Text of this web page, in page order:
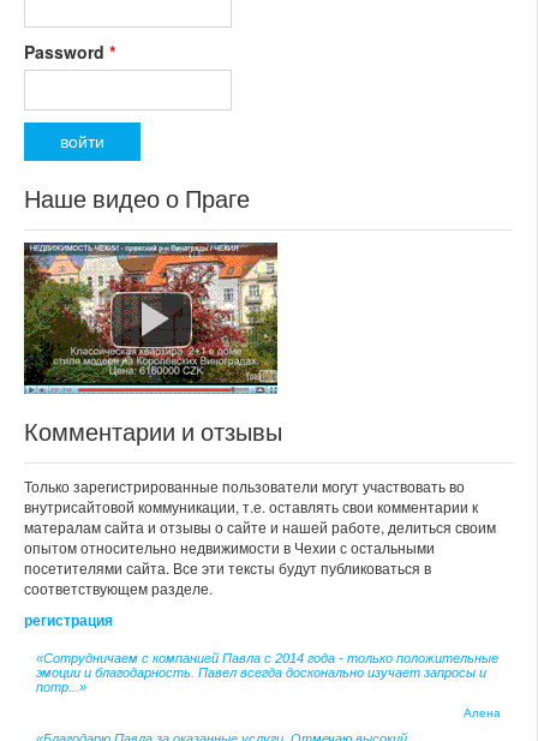
Password *
Наше видео о Праге
Комментарии и отзывы
Только зарегистрированные пользователи могут участвовать во
внутрисайтовой коммуникации, т.е. оставлять свои комментарии к
матералам сайта и отзывы о сайте и нашей работе, делиться своим
опытом относительно недвижимости в Чехии с остальными
посетителями сайта. Все эти тексты будут публиковаться в
соответствующем разделе.
регистрация
«Сотрудничаем с компанией Павла с 2014 года - только положительные
эмоции и благодарность. Павел всегда досконально изучает запросы и
потр...»
Алена